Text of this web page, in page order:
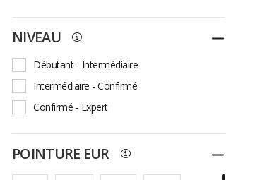
NIVEAU Replier
Débutant - Intermédiaire
Intermédiaire - Confirmé
Confirmé - Expert
POINTURE EUR Replier